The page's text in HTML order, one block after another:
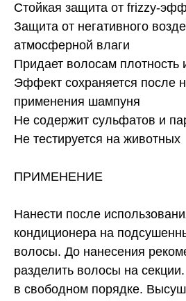
Cтойкая защита от frizzy-
Защита от негативного
атмосферной влаги
Придает волосам плотность
Эффект сохраняется после
применения шампуня
Не содержит сульфатов и
Не тестируется на животных
ПРИМЕНЕНИЕ
Нанести после
кондиционера на
волосы. До нанесения
разделить волосы на
в свободном порядке.